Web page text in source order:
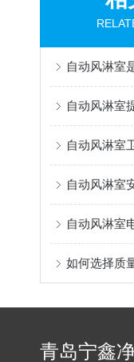
自动风淋室
自动风淋室
自动风淋室
自动风淋室
如何选择质
青岛宁鑫